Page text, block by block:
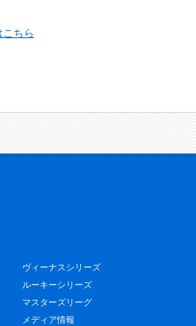
ちら
ヴィーナスシリーズ
ルーキーシリーズ
マスターズリーグ
メディア情報